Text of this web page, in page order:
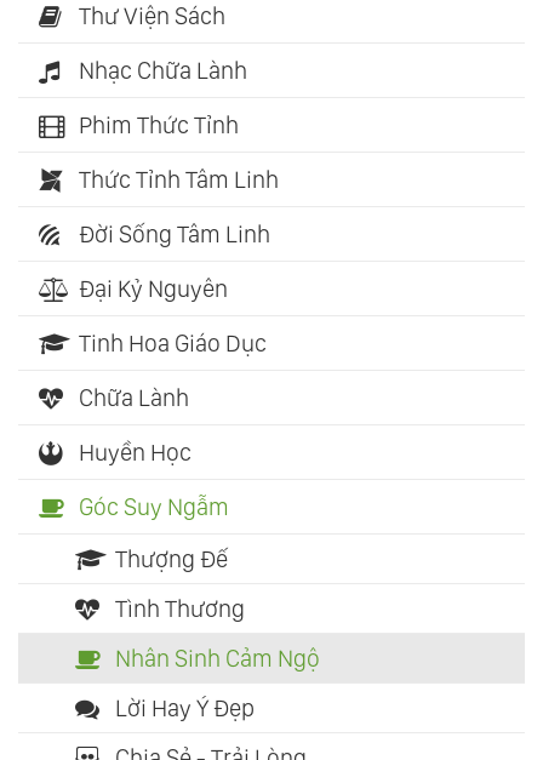
Thư Viện Sách
Nhạc Chữa Lành
Phim Thức Tỉnh
Thức Tỉnh Tâm Linh
Đời Sống Tâm Linh
Đại Kỷ Nguyên
Tinh Hoa Giáo Dục
Chữa Lành
Huyền Học
Góc Suy Ngẫm
Thượng Đế
Tình Thương
Nhân Sinh Cảm Ngộ
Lời Hay Ý Đẹp